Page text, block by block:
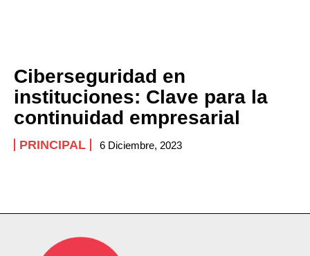
Ciberseguridad en
instituciones: Clave para la
continuidad empresarial
PRINCIPAL 6 Diciembre, 2023